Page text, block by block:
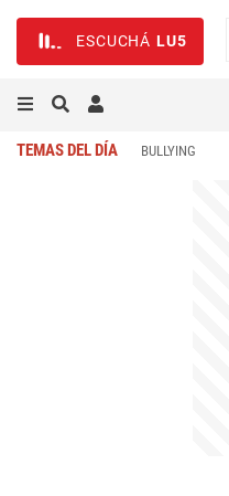
ESCUCHÁ LU5
TEMAS DEL DÍA BULLYING